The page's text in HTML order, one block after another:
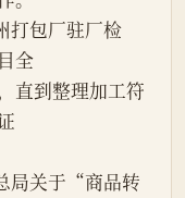
打包厂驻厂检
全
直到整理加工符